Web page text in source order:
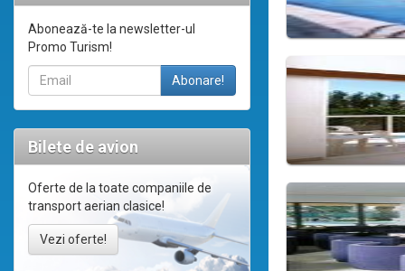
Abonează-te la newsletter-ul
Promo Turism!
Bilete de avion
Oferte de la toate companiile de
transport aerian clasice!
Vezi oferte!